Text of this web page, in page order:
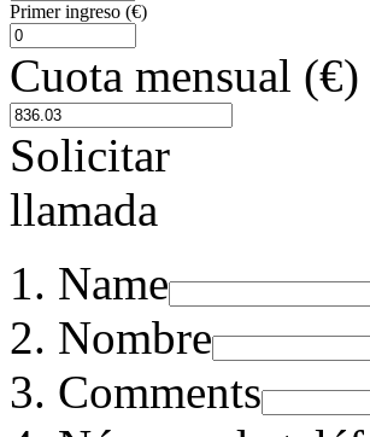
Primer ingreso (€)
Cuota mensual (€)
Solicitar
llamada
Name
Nombre
Comments